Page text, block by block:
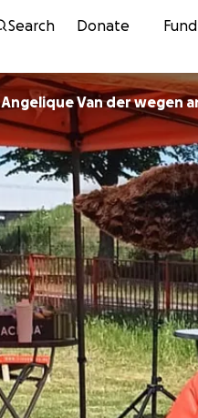
Search Donate
Angelique Van der wegen